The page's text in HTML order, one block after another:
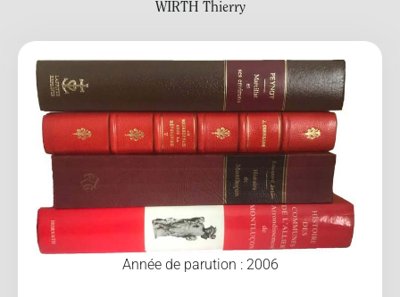
WIRTH Thierry
Année de parution : 2006